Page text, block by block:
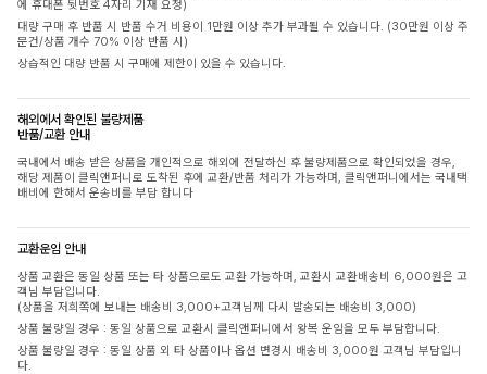
에 휴대폰 뒷번호 4자리 기재 요청)
대량 구매 후 반품 시 반품 수거 비용이 1만원 이상 추가 부과될 수 있습니다. (30만원 이상 주
문건/상품 개수 70% 이상 반품 시)
상습적인 대량 반품 시 구매에 제한이 있을 수 있습니다.
해외에서 확인된 불량제품
반품/교환 안내
국내에서 배송 받은 상품을 개인적으로 해외에 전달하신 후 불량제품으로 확인되었을 경우,
해당 제품이 클릭앤퍼니로 도착된 후에 교환/반품 처리가 가능하며, 클릭앤퍼니에서는 국내택
배비에 한해서 운송비를 부담 합니다
교환운임 안내
상품 교환은 동일 상품 또는 타 상품으로도 교환 가능하며, 교환시 교환배송비 6,000원은 고
객님 부담입니다.
(상품을 저희쪽에 보내는 배송비 3,000+고객님께 다시 발송되는 배송비 3,000)
상품 불량일 경우 : 동일 상품으로 교환시 클릭앤퍼니에서 왕복 운임을 모두 부담합니다.
상품 불량일 경우 : 동일 상품 외 타 상품이나 옵션 변경시 배송비 3,000원 고객님 부담입니
다.